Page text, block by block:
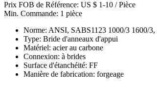
Prix FOB de Référence: US $ 1-10 / Pièce
Min. Commande: 1 pièce
Norme: ANSI, SABS1123 1000/3 1600/3,
Type: Bride d'anneaux d'appui
Matériel: acier au carbone
Connexion: à brides
Surface d'étanchéité: FF
Manière de fabrication: forgeage